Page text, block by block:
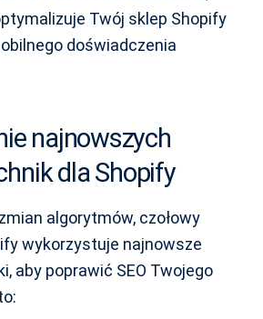
Twój sklep Shopify
doświadczenia
najnowszych
dla Shopify
algorytmów, czołowy
wykorzystuje najnowsze
aby poprawić SEO Twojego